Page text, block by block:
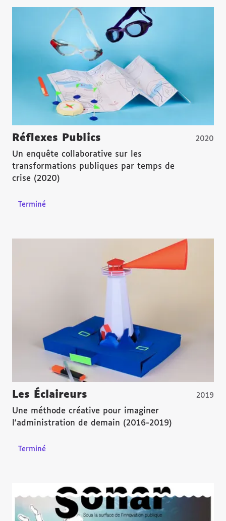
Réflexes Publics
Un enquête collaborative sur les
transformations publiques par temps de
crise (2020)
Terminé
2020
Les Éclaireurs
Une méthode créative pour imaginer
l'administration de demain (2016-2019)
Terminé
2019